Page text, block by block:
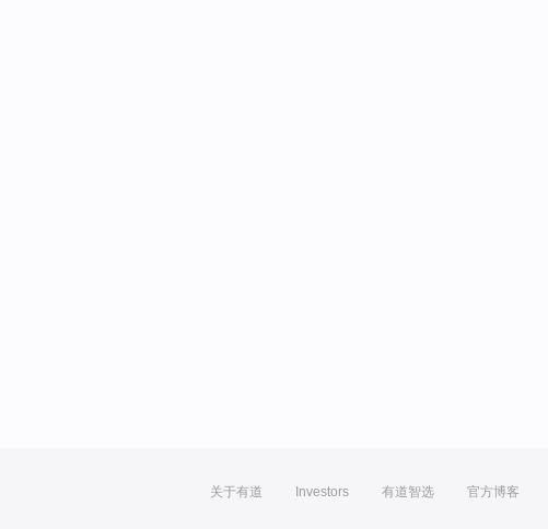
关于有道 Investors 有道智选 官方博客